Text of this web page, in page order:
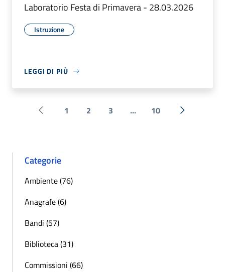
Laboratorio Festa di Primavera - 28.03.2026
Istruzione
LEGGI DI PIÙ
Pagina precedente
1 2 3 ... 10 Successiva
Categorie
Ambiente (76)
Anagrafe (6)
Bandi (57)
Biblioteca (31)
Commissioni (66)